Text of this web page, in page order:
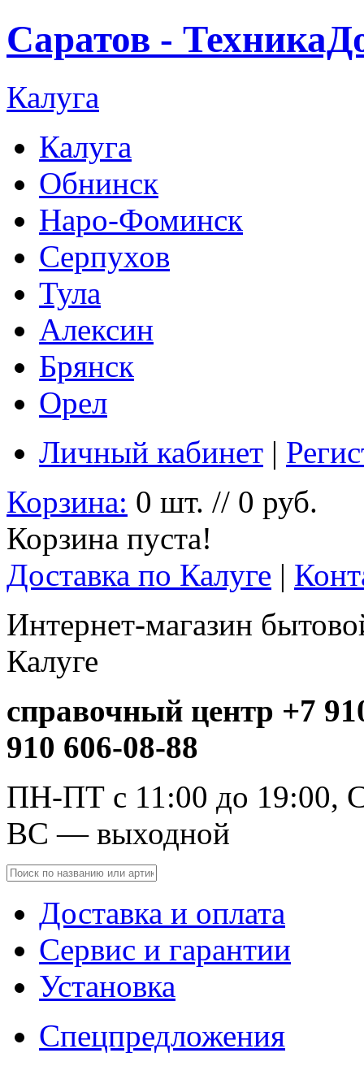
Саратов -
Калуга
Калуга
Обнинск
Наро-Фоминск
Серпухов
Тула
Алексин
Брянск
Орел
Личный кабинет |
Корзина: 0 шт. // 0 руб.
Корзина пуста!
Доставка по Калуге |
Интернет-магазин
Калуге
справочный центр +7
910 606-08-88
ПН-ПТ с 11:00 до 19:00,
ВС — выходной
Доставка и оплата
Сервис и гарантии
Установка
Спецпредложения